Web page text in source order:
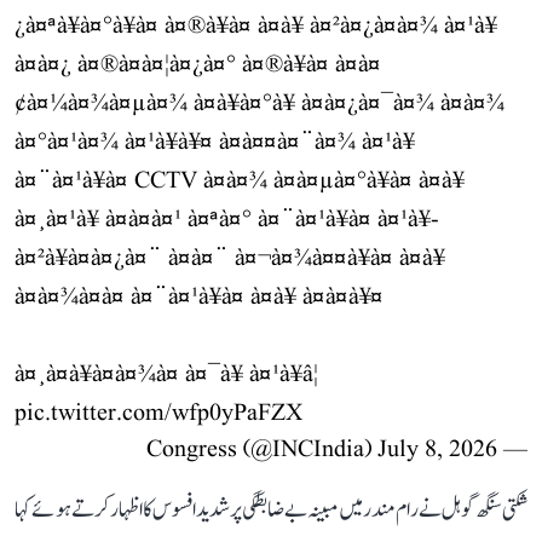
¿à¤ªà¥à¤°à¥à¤ à¤®à¥à¤ à¤­à¥ à¤²à¤¿à¤à¤¾ à¤¹à¥
à¤à¤¿ à¤®à¤à¤¦à¤¿à¤° à¤®à¥à¤ à¤à¤
¢à¤¼à¤¾à¤µà¤¾ à¤à¥à¤°à¥ à¤à¤¿à¤¯à¤¾ à¤à¤¾
à¤°à¤¹à¤¾ à¤¹à¥à¥¤ à¤à¤¤à¤¨à¤¾ à¤¹à¥
à¤¨à¤¹à¥à¤ CCTV à¤à¤¾ à¤à¤µà¤°à¥à¤ à¤­à¥
à¤¸à¤¹à¥ à¤à¤à¤¹ à¤ªà¤° à¤¨à¤¹à¥à¤ à¤¹à¥-
à¤²à¥à¤à¤¿à¤¨ à¤à¤¨ à¤¬à¤¾à¤¤à¥à¤ à¤à¥
à¤à¤¾à¤à¤ à¤¨à¤¹à¥à¤ à¤à¥ à¤à¤à¥¤
à¤¸à¤à¥à¤à¤¾à¤ à¤¯à¥ à¤¹à¥â¦
pic.twitter.com/wfp0yPaFZX
— Congress (@INCIndia)
July 8, 2026
شکتی سنگھ گوہل نے رام مندر میں مبینہ بے ضابطگی پر شدید افسوس کا اظہار کرتے ہوئے کہا